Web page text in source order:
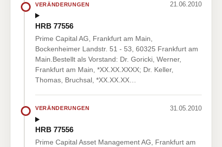
VERÄNDERUNGEN 21.06.2010
HRB 77556
Prime Capital AG, Frankfurt am Main,
Bockenheimer Landstr. 51 - 53, 60325 Frankfurt am
Main.Bestellt als Vorstand: Dr. Goricki, Werner,
Frankfurt am Main, *XX.XX.XXXX; Dr. Keller,
Thomas, Bruchsal, *XX.XX.XX…
VERÄNDERUNGEN 31.05.2010
HRB 77556
Prime Capital Asset Management AG, Frankfurt am